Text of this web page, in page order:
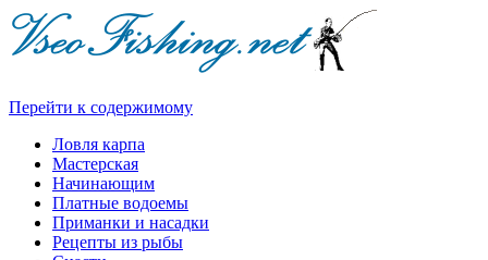
Перейти к содержимому
Ловля карпа
Мастерская
Начинающим
Платные водоемы
Приманки и насадки
Рецепты из рыбы